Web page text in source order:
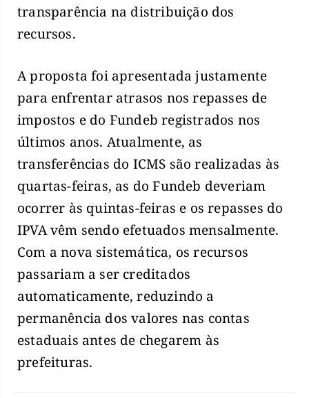
transparência na distribuição dos
recursos.
A proposta foi apresentada justamente
para enfrentar atrasos nos repasses de
impostos e do Fundeb registrados nos
últimos anos. Atualmente, as
transferências do ICMS são realizadas às
quartas-feiras, as do Fundeb deveriam
ocorrer às quintas-feiras e os repasses do
IPVA vêm sendo efetuados mensalmente.
Com a nova sistemática, os recursos
passariam a ser creditados
automaticamente, reduzindo a
permanência dos valores nas contas
estaduais antes de chegarem às
prefeituras.